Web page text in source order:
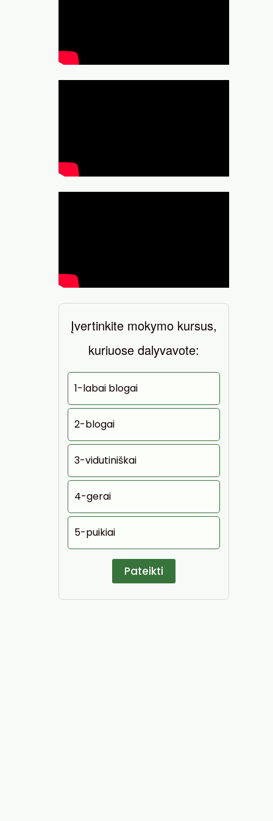
Įvertinkite mokymo kursus,
kuriuose dalyvavote:
1-labai blogai
2-blogai
3-vidutiniškai
4-gerai
5-puikiai